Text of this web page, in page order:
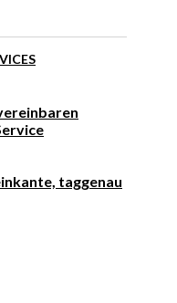
taggenau